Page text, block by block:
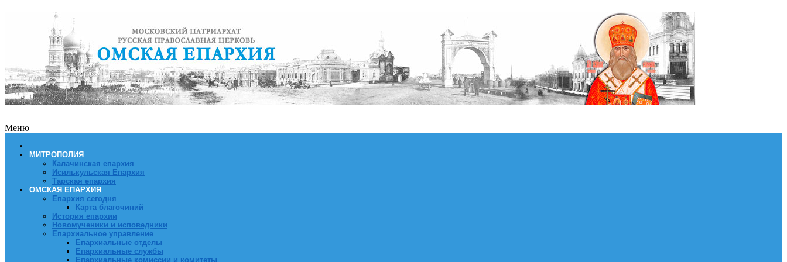
Меню
МИТРОПОЛИЯ
Калачинская епархия
Исилькульская Епархия
Тарская епархия
ОМСКАЯ ЕПАРХИЯ
Епархия сегодня
Карта благочиний
История епархии
Новомученики и исповедники
Епархиальное управление
Епархиальные отделы
Епархиальные службы
Епархиальные комиссии и комитеты